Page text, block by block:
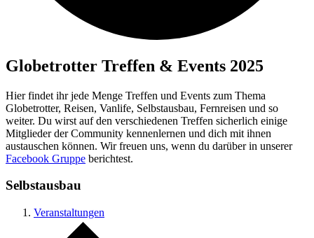
Globetrotter Treffen & Events 2025
Hier findet ihr jede Menge Treffen und Events zum Thema
Globetrotter, Reisen, Vanlife, Selbstausbau, Fernreisen und so
weiter. Du wirst auf den verschiedenen Treffen sicherlich einige
Mitglieder der Community kennenlernen und dich mit ihnen
austauschen können. Wir freuen uns, wenn du darüber in unserer
Facebook Gruppe berichtest.
Selbstausbau
Veranstaltungen